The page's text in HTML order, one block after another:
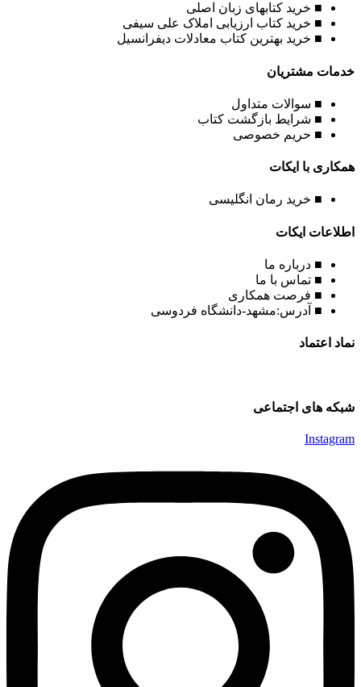
■ خرید کتابهای زبان اصلی
■ خرید کتاب ارزیابی املاک علی سیفی
■ خرید بهترین کتاب معادلات دیفرانسیل
خدمات مشتریان
■ سوالات متداول
■ شرایط بازگشت کتاب
■ حریم خصوصی
همکاری با ایکات
■ خرید رمان انگلیسی
اطلاعات ایکات
■ درباره ما
■ تماس با ما
■ فرصت همکاری
■ آدرس:مشهد-دانشگاه فردوسی
نماد اعتماد
شبکه های اجتماعی
Instagram